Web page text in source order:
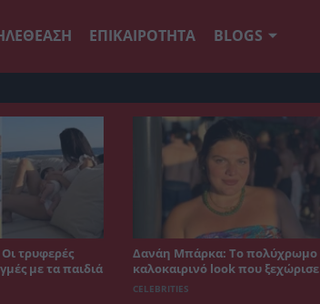
ΕΠΙΚΑΙΡΟΤΗΤΑ BLOGS
τρυφερές
με τα παιδιά
Δανάη Μπάρκα: Το πολύχρωμο
καλοκαιρινό look που ξεχώρισε
CELEBRITIES